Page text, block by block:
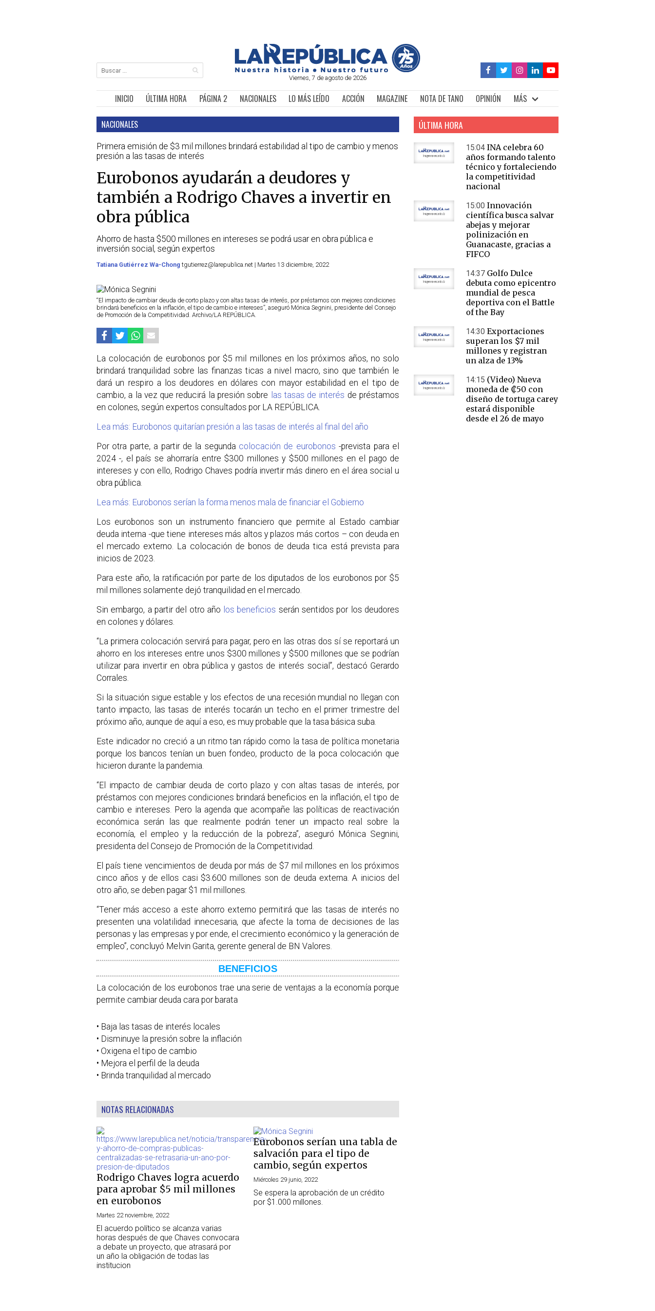
Viernes, 7 de agosto de 2026
INICIO ÚLTIMA HORA PÁGINA 2 NACIONALES LO MÁS LEÍDO ACCIÓN MAGAZINE NOTA DE TANO OPINIÓN MÁS
NACIONALES
Primera emisión de $3 mil millones brindará estabilidad al tipo de cambio y menos
presión a las tasas de interés
Eurobonos ayudarán a deudores y
también a Rodrigo Chaves a invertir en
obra pública
Ahorro de hasta $500 millones en intereses se podrá usar en obra pública e
inversión social, según expertos
Tatiana Gutiérrez Wa-Chong tgutierrez@larepublica.net | Martes 13 diciembre, 2022
“El impacto de cambiar deuda de corto plazo y con altas tasas de interés, por préstamos con mejores condiciones
brindará beneficios en la inflación, el tipo de cambio e intereses”, aseguró Mónica Segnini, presidente del Consejo
de Promoción de la Competitividad. Archivo/LA REPÚBLICA.
La colocación de eurobonos por $5 mil millones en los próximos años, no solo
brindará tranquilidad sobre las finanzas ticas a nivel macro, sino que también le
dará un respiro a los deudores en dólares con mayor estabilidad en el tipo de
cambio, a la vez que reducirá la presión sobre las tasas de interés de préstamos
en colones, según expertos consultados por LA REPÚBLICA.
Lea más: Eurobonos quitarían presión a las tasas de interés al final del año
Por otra parte, a partir de la segunda colocación de eurobonos -prevista para el
2024 -, el país se ahorraría entre $300 millones y $500 millones en el pago de
intereses y con ello, Rodrigo Chaves podría invertir más dinero en el área social u
obra pública.
Lea más: Eurobonos serían la forma menos mala de financiar el Gobierno
Los eurobonos son un instrumento financiero que permite al Estado cambiar
deuda interna -que tiene intereses más altos y plazos más cortos – con deuda en
el mercado externo. La colocación de bonos de deuda tica está prevista para
inicios de 2023.
Para este año, la ratificación por parte de los diputados de los eurobonos por $5
mil millones solamente dejó tranquilidad en el mercado.
Sin embargo, a partir del otro año los beneficios serán sentidos por los deudores
en colones y dólares.
“La primera colocación servirá para pagar, pero en las otras dos sí se reportará un
ahorro en los intereses entre unos $300 millones y $500 millones que se podrían
utilizar para invertir en obra pública y gastos de interés social”, destacó Gerardo
Corrales.
Si la situación sigue estable y los efectos de una recesión mundial no llegan con
tanto impacto, las tasas de interés tocarán un techo en el primer trimestre del
próximo año, aunque de aquí a eso, es muy probable que la tasa básica suba.
Este indicador no creció a un ritmo tan rápido como la tasa de política monetaria
porque los bancos tenían un buen fondeo, producto de la poca colocación que
hicieron durante la pandemia.
“El impacto de cambiar deuda de corto plazo y con altas tasas de interés, por
préstamos con mejores condiciones brindará beneficios en la inflación, el tipo de
cambio e intereses. Pero la agenda que acompañe las políticas de reactivación
económica serán las que realmente podrán tener un impacto real sobre la
economía, el empleo y la reducción de la pobreza”, aseguró Mónica Segnini,
presidenta del Consejo de Promoción de la Competitividad.
El país tiene vencimientos de deuda por más de $7 mil millones en los próximos
cinco años y de ellos casi $3.600 millones son de deuda externa. A inicios del
otro año, se deben pagar $1 mil millones.
“Tener más acceso a este ahorro externo permitirá que las tasas de interés no
presenten una volatilidad innecesaria, que afecte la toma de decisiones de las
personas y las empresas y por ende, el crecimiento económico y la generación de
empleo”, concluyó Melvin Garita, gerente general de BN Valores.
BENEFICIOS
La colocación de los eurobonos trae una serie de ventajas a la economía porque
permite cambiar deuda cara por barata
• Baja las tasas de interés locales
• Disminuye la presión sobre la inflación
• Oxigena el tipo de cambio
• Mejora el perfil de la deuda
• Brinda tranquilidad al mercado
NOTAS RELACIONADAS
Rodrigo Chaves logra acuerdo
para aprobar $5 mil millones
en eurobonos
Martes 22 noviembre, 2022
El acuerdo político se alcanza varias
horas después de que Chaves convocara
a debate un proyecto, que atrasará por
un año la obligación de todas las
institucion
Eurobonos serían una tabla de
salvación para el tipo de
cambio, según expertos
Miércoles 29 junio, 2022
Se espera la aprobación de un crédito
por $1.000 millones.
ÚLTIMA HORA
15:04 INA celebra 60
años formando talento
técnico y fortaleciendo
la competitividad
nacional
15:00 Innovación
científica busca salvar
abejas y mejorar
polinización en
Guanacaste, gracias a
FIFCO
14:37 Golfo Dulce
debuta como epicentro
mundial de pesca
deportiva con el Battle
of the Bay
14:30 Exportaciones
superan los $7 mil
millones y registran
un alza de 13%
14:15 (Video) Nueva
moneda de ₡50 con
diseño de tortuga carey
estará disponible
desde el 26 de mayo